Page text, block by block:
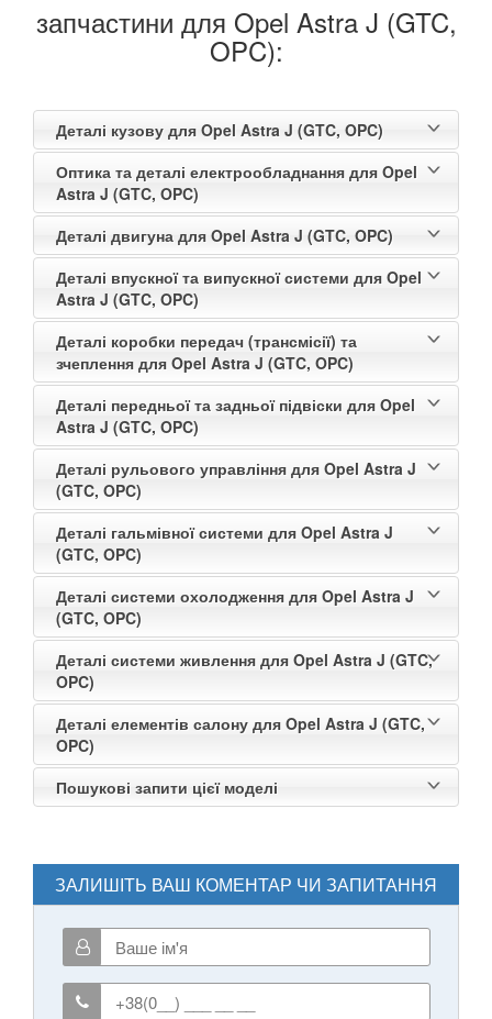
запчастини для Opel Astra J (GTC,
OPC):
Деталі кузову для Opel Astra J (GTC, OPC)
Оптика та деталі електрообладнання для Opel
Astra J (GTC, OPC)
Деталі двигуна для Opel Astra J (GTC, OPC)
Деталі впускної та випускної системи для Opel
Astra J (GTC, OPC)
Деталі коробки передач (трансмісії) та
зчеплення для Opel Astra J (GTC, OPC)
Деталі передньої та задньої підвіски для Opel
Astra J (GTC, OPC)
Деталі рульового управління для Opel Astra J
(GTC, OPC)
Деталі гальмівної системи для Opel Astra J
(GTC, OPC)
Деталі системи охолодження для Opel Astra J
(GTC, OPC)
Деталі системи живлення для Opel Astra J (GTC,
OPC)
Деталі елементів салону для Opel Astra J (GTC,
OPC)
Пошукові запити цієї моделі
ЗАЛИШІТЬ ВАШ КОМЕНТАР ЧИ ЗАПИТАННЯ